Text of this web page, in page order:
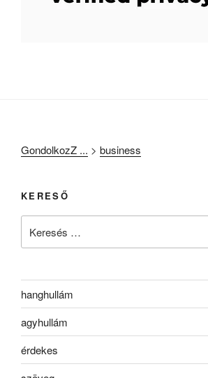
GondolkozZ ... > business
KERESŐ
hanghullám
agyhullám
érdekes